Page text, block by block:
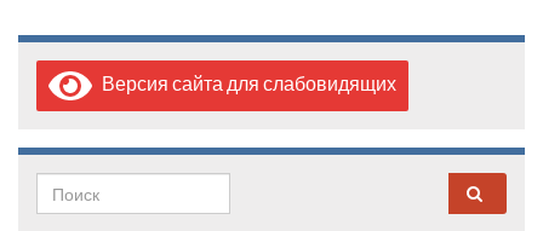
Версия сайта для слабовидящих
Search for: